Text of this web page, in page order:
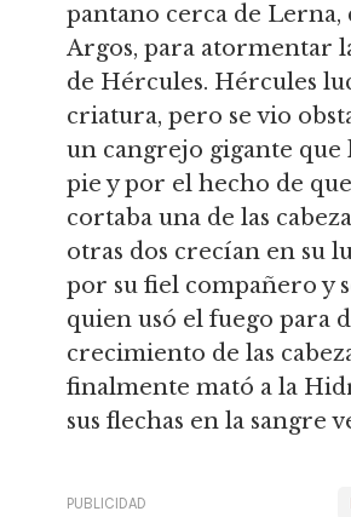
pantano cerca de Lerna,
Argos, para atormentar
de Hércules. Hércules
criatura, pero se vio
un cangrejo gigante
pie y por el hecho de
cortaba una de las
otras dos crecían en su
por su fiel compañero y
quien usó el fuego para
crecimiento de las
finalmente mató a la
sus flechas en la sangre
PUBLICIDAD